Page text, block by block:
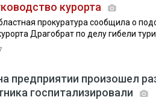
курорта
прокуратура сообщила о
Драгобрат по делу гибели
предприятии произошел
госпитализировали